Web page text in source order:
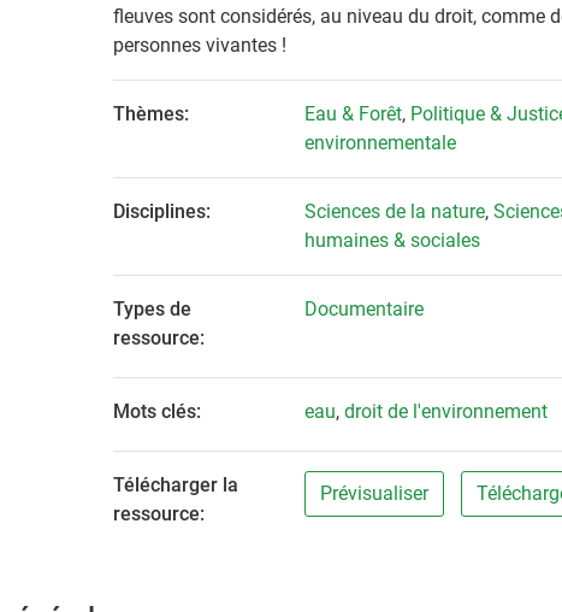
fleuves sont considérés, au niveau du droit, comme
personnes vivantes !
Thèmes: Eau & Forêt, Politique &
environnementale
Disciplines: Sciences de la nature,
humaines & sociales
Types de
ressource:
Documentaire
Mots clés: eau, droit de l'environnement
Télécharger la
ressource:
Prévisualiser